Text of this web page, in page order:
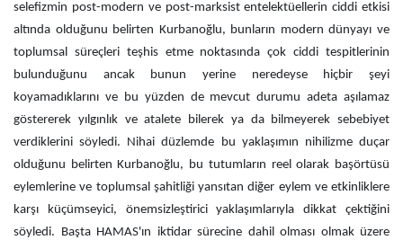
selefizmin post-modern ve post-marksist entelektüellerin ciddi etkisi
altında olduğunu belirten Kurbanoğlu, bunların modern dünyayı ve
toplumsal süreçleri teşhis etme noktasında çok ciddi tespitlerinin
bulunduğunu ancak bunun yerine neredeyse hiçbir şeyi
koyamadıklarını ve bu yüzden de mevcut durumu adeta aşılamaz
göstererek yılgınlık ve atalete bilerek ya da bilmeyerek sebebiyet
verdiklerini söyledi. Nihai düzlemde bu yaklaşımın nihilizme duçar
olduğunu belirten Kurbanoğlu, bu tutumların reel olarak başörtüsü
eylemlerine ve toplumsal şahitliği yansıtan diğer eylem ve etkinliklere
karşı küçümseyici, önemsizleştirici yaklaşımlarıyla dikkat çektiğini
söyledi. Başta HAMAS'ın iktidar sürecine dahil olması olmak üzere